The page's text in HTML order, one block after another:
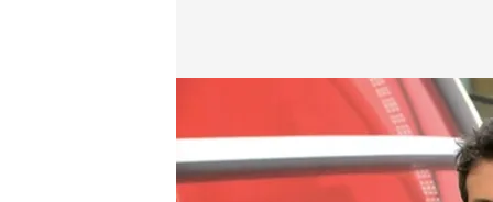
Las noticias, de la mano de Diego Losada y Mónica
Redacción digital Noticias Cuatro
03 OCT 2025 - 21:39h.